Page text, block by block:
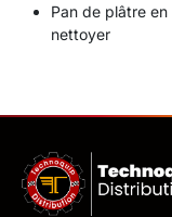
Pan de plâtre
nettoyer